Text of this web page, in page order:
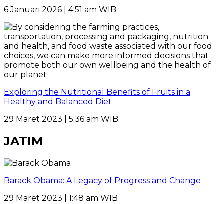
6 Januari 2026 | 4:51 am WIB
Exploring the Nutritional Benefits of Fruits in a
Healthy and Balanced Diet
29 Maret 2023 | 5:36 am WIB
JATIM
Barack Obama: A Legacy of Progress and Change
29 Maret 2023 | 1:48 am WIB